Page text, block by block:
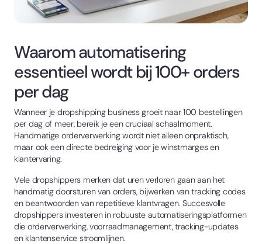
Waarom automatisering
essentieel wordt bij 100+ orders
per dag
Wanneer je dropshipping business groeit naar 100 bestellingen
per dag of meer, bereik je een cruciaal schaalmoment.
Handmatige orderverwerking wordt niet alleen onpraktisch,
maar ook een directe bedreiging voor je winstmarges en
klantervaring.
Vele dropshippers merken dat uren verloren gaan aan het
handmatig doorsturen van orders, bijwerken van tracking codes
en beantwoorden van repetitieve klantvragen. Succesvolle
dropshippers investeren in robuuste automatiseringsplatformen
die orderverwerking, voorraadmanagement, tracking-updates
en klantenservice stroomlijnen.